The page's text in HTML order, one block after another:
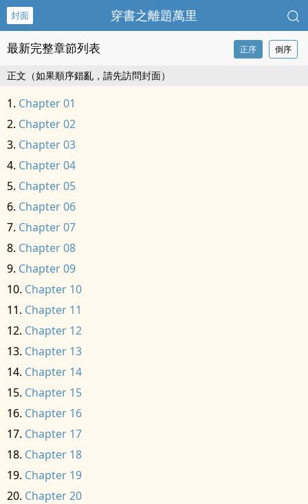
封面 穿書之離題萬里
最新完整章節列表 正序 倒序
正文（如果順序錯亂，請先訪問封面）
Chapter 01
Chapter 02
Chapter 03
Chapter 04
Chapter 05
Chapter 06
Chapter 07
Chapter 08
Chapter 09
Chapter 10
Chapter 11
Chapter 12
Chapter 13
Chapter 14
Chapter 15
Chapter 16
Chapter 17
Chapter 18
Chapter 19
Chapter 20